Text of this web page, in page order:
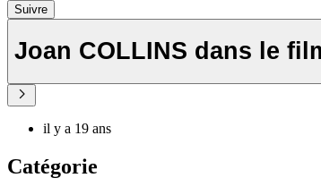
Suivre
Joan COLLINS dans le
il y a 19 ans
Catégorie